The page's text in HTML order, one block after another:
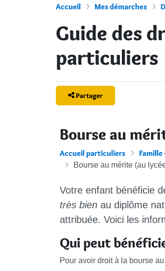
Accueil Mes démarches
Guide des
particuliers
Partager
Bourse au
Accueil particuliers
Bourse au mérite (au
Votre enfant bénéficie
très bien au diplôme
attribuée. Voici les
Qui peut
Pour avoir droit à la bourse